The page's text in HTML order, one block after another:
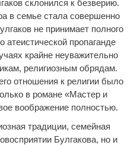
склонился к безверию.
в семье стала совершенно
не принимает полного
атеистической пропаганде
крайне неуважительно
религиозным обрядам.
отношения к религии было
в романе «Мастер и
воображение полностью.
традиции, семейная
Булгакова, но и